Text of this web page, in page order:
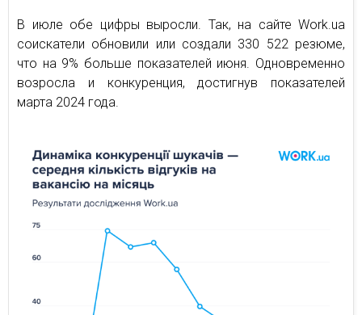
В июле обе цифры выросли. Так, на сайте Work.ua
соискатели обновили или создали 330 522 резюме,
что на 9% больше показателей июня. Одновременно
возросла и конкуренция, достигнув показателей
марта 2024 года.